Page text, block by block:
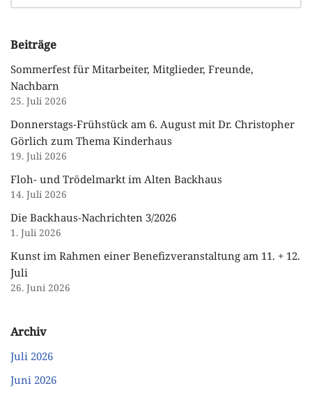
Beiträge
Sommerfest für Mitarbeiter, Mitglieder, Freunde,
Nachbarn
25. Juli 2026
Donnerstags-Frühstück am 6. August mit Dr. Christopher
Görlich zum Thema Kinderhaus
19. Juli 2026
Floh- und Trödelmarkt im Alten Backhaus
14. Juli 2026
Die Backhaus-Nachrichten 3/2026
1. Juli 2026
Kunst im Rahmen einer Benefizveranstaltung am 11. + 12.
Juli
26. Juni 2026
Archiv
Juli 2026
Juni 2026